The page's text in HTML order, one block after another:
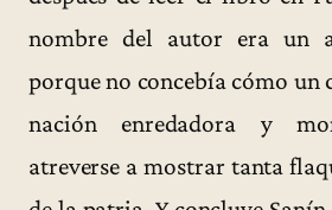
nombre del autor era un
porque no concebía cómo un
nación enredadora y
atreverse a mostrar tanta